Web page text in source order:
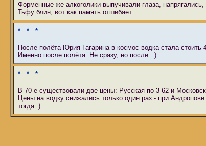
Форменные же алкоголики выпучивали глаза,
Тьфу блин, вот как память отшибает…
* * *
После полёта Юрия Гагарина в космос водка стала
Именно после полёта. Не сразу, но после. :)
* * *
В 70-е существовали две цены: Русская по 3-62 и
Цены на водку снижались только один раз - при
тогда :)